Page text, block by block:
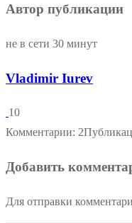
Автор публикации
не в сети 30 минут
Vladimir Iurev
10
Комментарии: 2
Добавить
Для отправки